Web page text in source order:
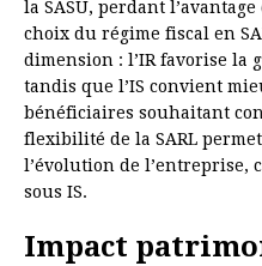
la SASU, perdant
choix du régime fiscal en
dimension : l’IR favorise la
tandis que l’IS convient
bénéficiaires souhaitant
flexibilité de la SARL
l’évolution de l’entreprise,
sous IS.
Impact